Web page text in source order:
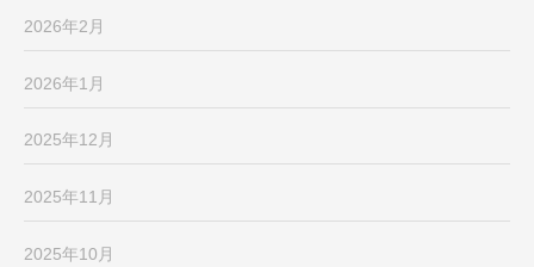
2026年2月
2026年1月
2025年12月
2025年11月
2025年10月